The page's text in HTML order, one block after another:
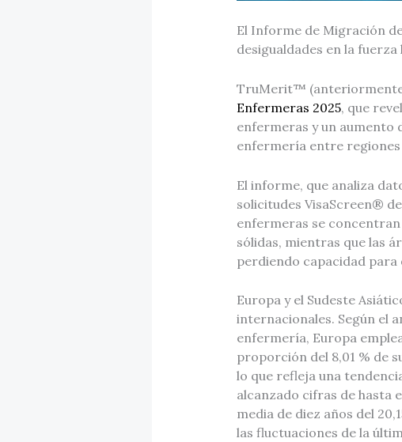
El Informe de Migración
desigualdades en la
TruMerit™ (anteriormente
Enfermeras 2025, que
enfermeras y un aumento
enfermería entre
El informe, que analiza
solicitudes VisaScreen®
enfermeras se
sólidas, mientras que las
perdiendo capacidad
Europa y el Sudeste
internacionales. Según el
enfermería, Europa
proporción del 8,01 % de
lo que refleja una
alcanzado cifras de hasta
media de diez años del
las fluctuaciones de la